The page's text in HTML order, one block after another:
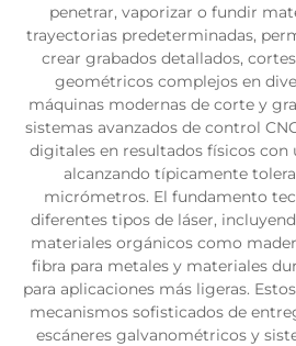
penetrar, vaporizar o fundir
trayectorias predeterminadas,
crear grabados detallados,
geométricos complejos en
máquinas modernas de corte y
sistemas avanzados de control
digitales en resultados físicos con
alcanzando típicamente
micrómetros. El fundamento
diferentes tipos de láser,
materiales orgánicos como
fibra para metales y materiales
para aplicaciones más ligeras.
mecanismos sofisticados de
escáneres galvanométricos y